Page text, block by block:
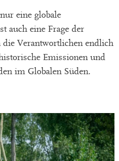
eine globale
auch eine Frage der
Verantwortlichen endlich
Emissionen und
im Globalen Süden.